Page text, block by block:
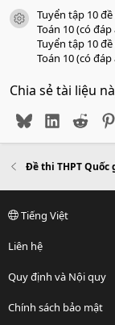
icon tài liệu
Tuyển tập 10
Toán 10 (có đáp
Tuyển tập 10
Toán 10 (có đáp
Chia sẻ tài liệu
BlueskyLinkedIn
Reddit
Đề thi THPT Quốc
Tiếng Việt
Liên hệ
Quy định và Nội quy
Chính sách bảo mật